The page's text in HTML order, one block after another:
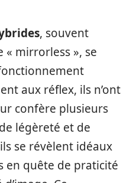
, souvent
« mirrorless », se
aux réflex, ils n’ont
confère plusieurs
légèreté et de
se révèlent idéaux
en quête de praticité